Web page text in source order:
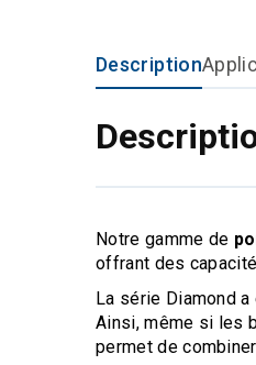
Description
Notre gamme de
offrant des
La série Diamond
Ainsi, même si les
permet de